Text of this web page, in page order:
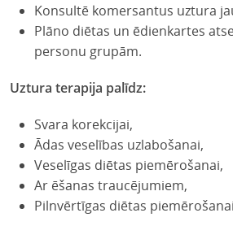
Konsultē komersantus uztura
Plāno diētas un ēdienkartes
personu grupām.
Uztura terapija palīdz:
Svara korekcijai,
Ādas veselības uzlabošanai,
Veselīgas diētas piemērošanai,
Ar ēšanas traucējumiem,
Pilnvērtīgas diētas